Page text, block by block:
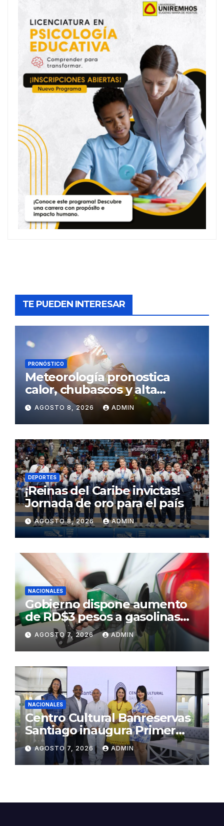
TE PUEDEN INTERESAR
PRONÓSTICO
Meteorología pronostica
calor, chubascos y alta
concentración de polvo del
Sahara para este sábado
AGOSTO 8, 2026 ADMIN
DEPORTES
¡Reinas del Caribe invictas!
Jornada de oro para el país
AGOSTO 8, 2026 ADMIN
NACIONALES
Gobierno dispone aumento
de RD$3 pesos a gasolinas
premium y regular
AGOSTO 7, 2026 ADMIN
NACIONALES
Centro Cultural Banreservas
Santiago inaugura Primer
Congreso de Artesanos de
Santiago
AGOSTO 7, 2026 ADMIN